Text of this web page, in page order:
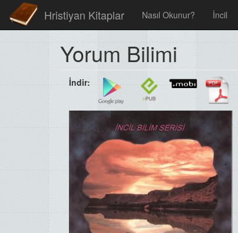
Hristiyan Kitaplar Nasıl Okunur? İncil
Yorum Bilimi
İndir: